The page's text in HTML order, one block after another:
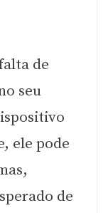
de
seu
ele pode
de